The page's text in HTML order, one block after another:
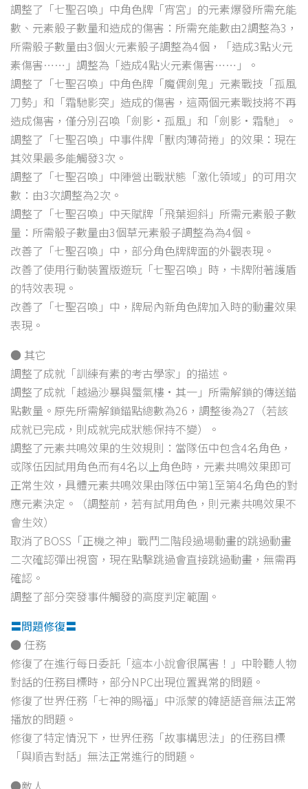
調整了「七聖召喚」中角色牌「宵宮」的元素爆發所需充能
數、元素骰子數量和造成的傷害：所需充能數由2調整為3，
所需骰子數量由3個火元素骰子調整為4個，「造成3點火元
素傷害……」調整為「造成4點火元素傷害……」。
調整了「七聖召喚」中角色牌「魔偶劍鬼」元素戰技「孤風
刀勢」和「霜馳影突」造成的傷害，這兩個元素戰技將不再
造成傷害，僅分別召喚「劍影·孤風」和「劍影·霜馳」。
調整了「七聖召喚」中事件牌「獸肉薄荷捲」的效果：現在
其效果最多能觸發3次。
調整了「七聖召喚」中陣營出戰狀態「激化領域」的可用次
數：由3次調整為2次。
調整了「七聖召喚」中天賦牌「飛葉迴斜」所需元素骰子數
量：所需骰子數量由3個草元素骰子調整為為4個。
改善了「七聖召喚」中，部分角色牌牌面的外觀表現。
改善了使用行動裝置版遊玩「七聖召喚」時，卡牌附著護盾
的特效表現。
改善了「七聖召喚」中，牌局內新角色牌加入時的動畫效果
表現。
● 其它
調整了成就「訓練有素的考古學家」的描述。
調整了成就「越過沙暴與蜃氣樓·其一」所需解鎖的傳送錨
點數量。原先所需解鎖錨點總數為26，調整後為27（若該
成就已完成，則成就完成狀態保持不變）。
調整了元素共鳴效果的生效規則：當隊伍中包含4名角色，
或隊伍因試用角色而有4名以上角色時，元素共鳴效果即可
正常生效，具體元素共鳴效果由隊伍中第1至第4名角色的對
應元素決定。（調整前，若有試用角色，則元素共鳴效果不
會生效）
取消了BOSS「正機之神」戰鬥二階段過場動畫的跳過動畫
二次確認彈出視窗，現在點擊跳過會直接跳過動畫，無需再
確認。
調整了部分突發事件觸發的高度判定範圍。
〓問題修復〓
● 任務
修復了在進行每日委託「這本小說會很厲害！」中聆聽人物
對話的任務目標時，部分NPC出現位置異常的問題。
修復了世界任務「七神的賜福」中派蒙的韓語語音無法正常
播放的問題。
修復了特定情況下，世界任務「故事構思法」的任務目標
「與順吉對話」無法正常進行的問題。